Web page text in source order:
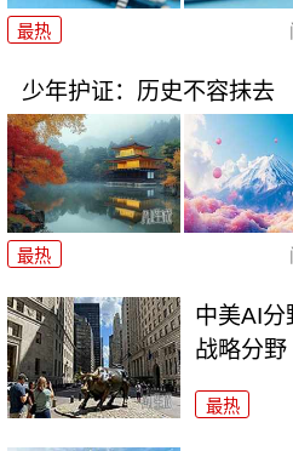
最热
少年护证：历史不容抹去
最热
中美AI分
战略分野
最热